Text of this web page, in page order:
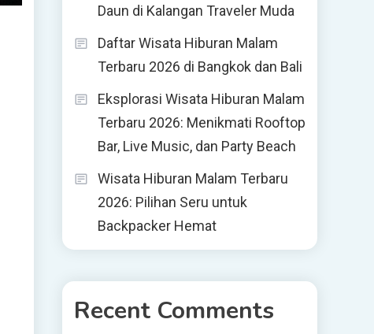
Daun di Kalangan Traveler Muda
Daftar Wisata Hiburan Malam
Terbaru 2026 di Bangkok dan Bali
Eksplorasi Wisata Hiburan Malam
Terbaru 2026: Menikmati Rooftop
Bar, Live Music, dan Party Beach
Wisata Hiburan Malam Terbaru
2026: Pilihan Seru untuk
Backpacker Hemat
Recent Comments